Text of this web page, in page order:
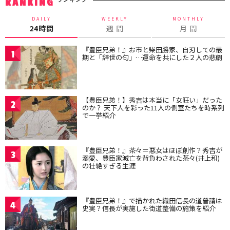
RANKING
DAILY
24時間
WEEKLY
週 間
MONTHLY
月 間
1 『豊臣兄弟！』お市と柴田勝家、自刃しての最
期と「辞世の句」…運命を共にした２人の悲劇
2 【豊臣兄弟！】秀吉は本当に「女狂い」だった
のか？ 天下人を彩った11人の側室たちを時系列
で一挙紹介
3 『豊臣兄弟！』茶々＝悪女はほぼ創作？秀吉が
溺愛、豊臣家滅亡を背負わされた茶々(井上和)
の壮絶すぎる生涯
4 『豊臣兄弟！』で描かれた織田信長の道普請は
史実？信長が実施した街道整備の施策を紹介